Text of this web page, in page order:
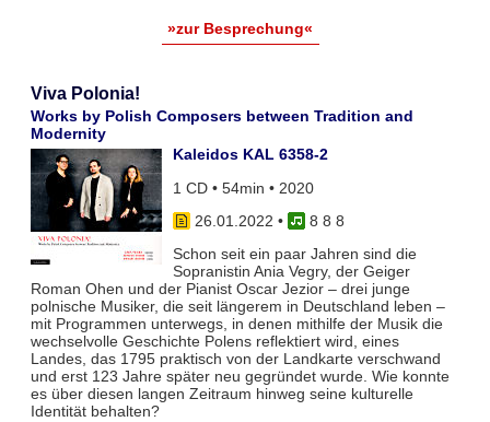
»zur Besprechung«
Viva Polonia!
Works by Polish Composers between Tradition and
Modernity
Kaleidos KAL 6358-2
1 CD • 54min • 2020
26.01.2022 •
8 8 8
Schon seit ein paar Jahren sind die
Sopranistin Ania Vegry, der Geiger
Roman Ohen und der Pianist Oscar Jezior – drei junge
polnische Musiker, die seit längerem in Deutschland leben –
mit Programmen unterwegs, in denen mithilfe der Musik die
wechselvolle Geschichte Polens reflektiert wird, eines
Landes, das 1795 praktisch von der Landkarte verschwand
und erst 123 Jahre später neu gegründet wurde. Wie konnte
es über diesen langen Zeitraum hinweg seine kulturelle
Identität behalten?